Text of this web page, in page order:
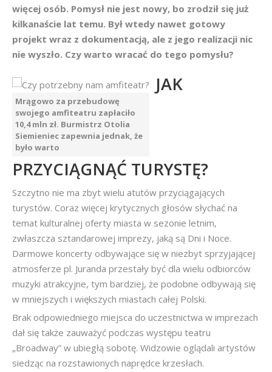
więcej osób. Pomysł nie jest nowy, bo zrodził się już
kilkanaście lat temu. Był wtedy nawet gotowy
projekt wraz z dokumentacją, ale z jego realizacji nic
nie wyszło. Czy warto wracać do tego pomysłu?
Mrągowo za przebudowę
swojego amfiteatru zapłaciło
10,4 mln zł. Burmistrz Otolia
Siemieniec zapewnia jednak, że
było warto
JAK
PRZYCIĄGNĄĆ TURYSTĘ?
Szczytno nie ma zbyt wielu atutów przyciągających
turystów. Coraz więcej krytycznych głosów słychać na
temat kulturalnej oferty miasta w sezonie letnim,
zwłaszcza sztandarowej imprezy, jaką są Dni i Noce.
Darmowe koncerty odbywające się w niezbyt sprzyjającej
atmosferze pl. Juranda przestały być dla wielu odbiorców
muzyki atrakcyjne, tym bardziej, że podobne odbywają się
w mniejszych i większych miastach całej Polski.
Brak odpowiedniego miejsca do uczestnictwa w imprezach
dał się także zauważyć podczas występu teatru
„Broadway” w ubiegłą sobotę. Widzowie oglądali artystów
siedząc na rozstawionych naprędce krzesłach.